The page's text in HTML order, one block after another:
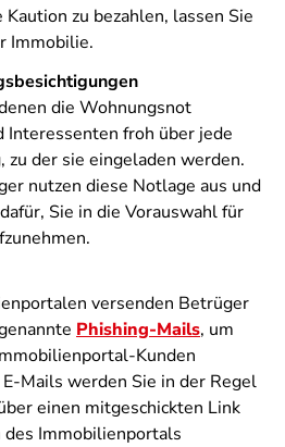
zu bezahlen, lassen Sie
Immobilie.
die Wohnungsnot
Interessenten froh über jede
der sie eingeladen werden.
nutzen diese Notlage aus und
Sie in die Vorauswahl für
versenden Betrüger
Phishing-Mails, um
Kunden
Mails werden Sie in der Regel
einen mitgeschickten Link
des Immobilienportals